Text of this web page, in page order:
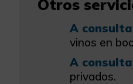
Otros
A
vinos en
A
privados.